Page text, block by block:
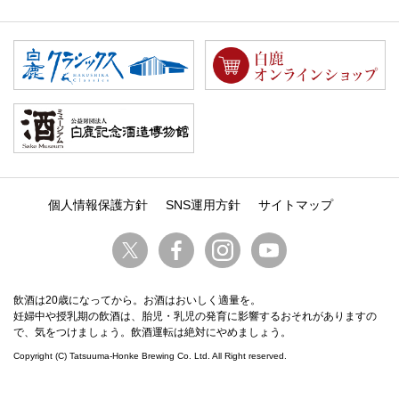
個人情報保護方針 SNS運用方針 サイトマップ
飲酒は20歳になってから。お酒はおいしく適量を。
妊婦中や授乳期の飲酒は、胎児・乳児の発育に影響するおそれがありますの
で、気をつけましょう。飲酒運転は絶対にやめましょう。
Copyright (C) Tatsuuma-Honke Brewing Co. Ltd. All Right reserved.